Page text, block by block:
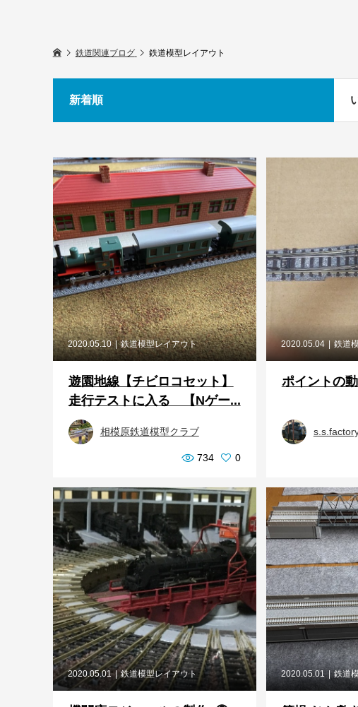
鉄道関連ブログ 鉄道模型レイアウト
新着順
2020.05.10 鉄道模型レイアウト
遊園地線【チビロコセット】
走行テストに入る 【Nゲー...
相模原鉄道模型クラブ
734 0
2020.05.04 鉄道
ポイントの
2020.05.01 鉄道模型レイアウト 2020.05.01 鉄道